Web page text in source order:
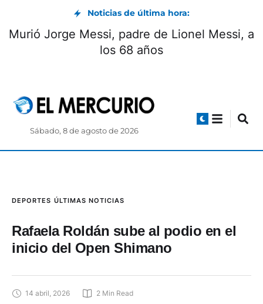
Noticias de última hora:
Murió Jorge Messi, padre de Lionel Messi, a
los 68 años
Sábado, 8 de agosto de 2026
DEPORTES ÚLTIMAS NOTICIAS
Rafaela Roldán sube al podio en el
inicio del Open Shimano
14 abril, 2026 2 Min Read